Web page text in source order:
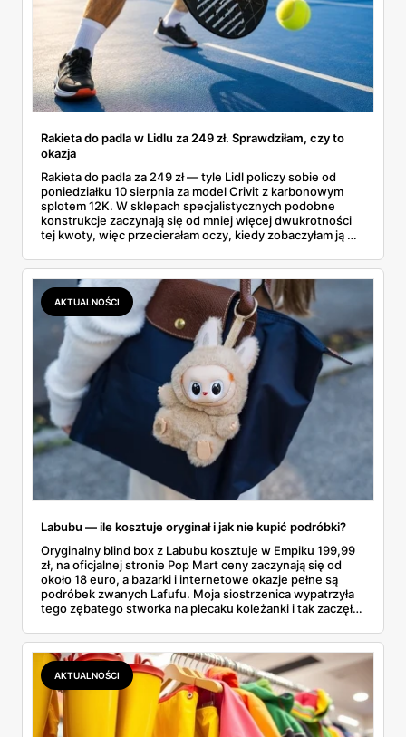
Rakieta do padla w Lidlu za 249 zł. Sprawdziłam, czy to
okazja
Rakieta do padla za 249 zł — tyle Lidl policzy sobie od
poniedziałku 10 sierpnia za model Crivit z karbonowym
splotem 12K. W sklepach specjalistycznych podobne
konstrukcje zaczynają się od mniej więcej dwukrotności
tej kwoty, więc przecierałam oczy, kiedy zobaczyłam ją w
najszybciej rosnący sport w Polsce: kortów przybywa
lawinowo, a chętnych jeszcze szybciej. Sprawdziłam, co
dokładnie dostajemy za te pieniądze i komu taka rakieta
faktycznie wystarczy.
AKTUALNOŚCI
Labubu — ile kosztuje oryginał i jak nie kupić podróbki?
Oryginalny blind box z Labubu kosztuje w Empiku 199,99
zł, na oficjalnej stronie Pop Mart ceny zaczynają się od
około 18 euro, a bazarki i internetowe okazje pełne są
podróbek zwanych Lafufu. Moja siostrzenica wypatrzyła
tego zębatego stworka na plecaku koleżanki i tak zaczęło
kosztuje i po czym poznać, że sprzedawca nie wciska nam
podróbki. Spisałam wszystko, czego się dowiedziałam —
łącznie z jedną wpadką, o której za chwilę.
AKTUALNOŚCI